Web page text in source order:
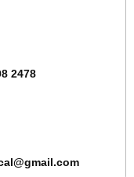
2478